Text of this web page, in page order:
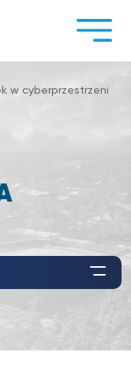
w cyberprzestrzeni